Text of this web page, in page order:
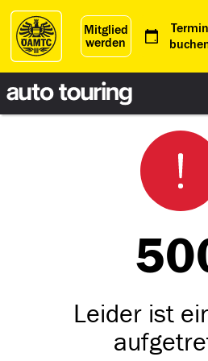
Mitglied
werden
Termin
Leider ist